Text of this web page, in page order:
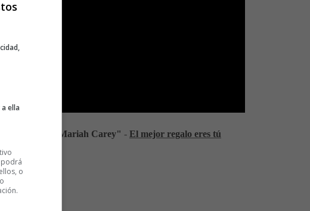
is you de Mariah Carey" - El mejor regalo eres tú
ella
o